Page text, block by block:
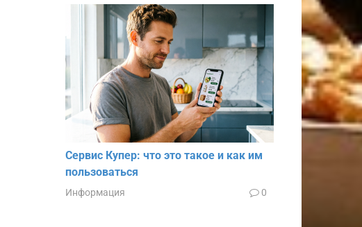
Сервис Купер: что это такое и как им
пользоваться
Информация 0